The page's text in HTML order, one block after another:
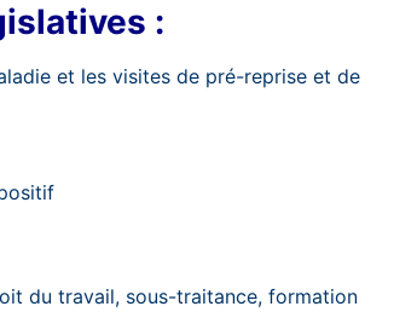
:
et les visites de pré-reprise et de
du travail, sous-traitance, formation